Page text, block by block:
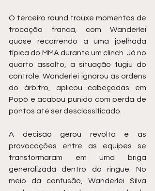
O terceiro round trouxe momentos de
trocação franca, com Wanderlei
quase recorrendo a uma joelhada
típica do MMA durante um clinch. Já no
quarto assalto, a situação fugiu do
controle: Wanderlei ignorou as ordens
do árbitro, aplicou cabeçadas em
Popó e acabou punido com perda de
pontos até ser desclassificado.
A decisão gerou revolta e as
provocações entre as equipes se
transformaram em uma briga
generalizada dentro do ringue. No
meio da confusão, Wanderlei Silva